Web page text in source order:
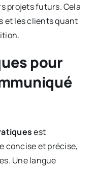
projets futurs. Cela
et les clients quant
pour
est
concise et précise,
Une langue